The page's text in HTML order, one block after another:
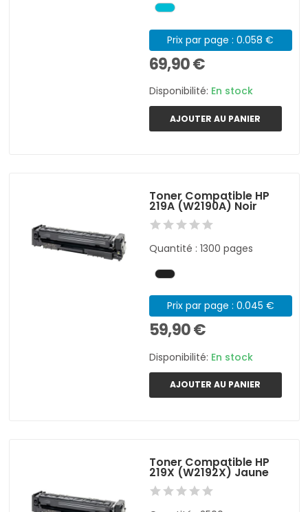
Prix par page : 0.058 €
69,90 €
Disponibilité: En stock
AJOUTER AU PANIER
Toner Compatible HP
219A (W2190A) Noir
Quantité : 1300 pages
Prix par page : 0.045 €
59,90 €
Disponibilité: En stock
AJOUTER AU PANIER
Toner Compatible HP
219X (W2192X) Jaune